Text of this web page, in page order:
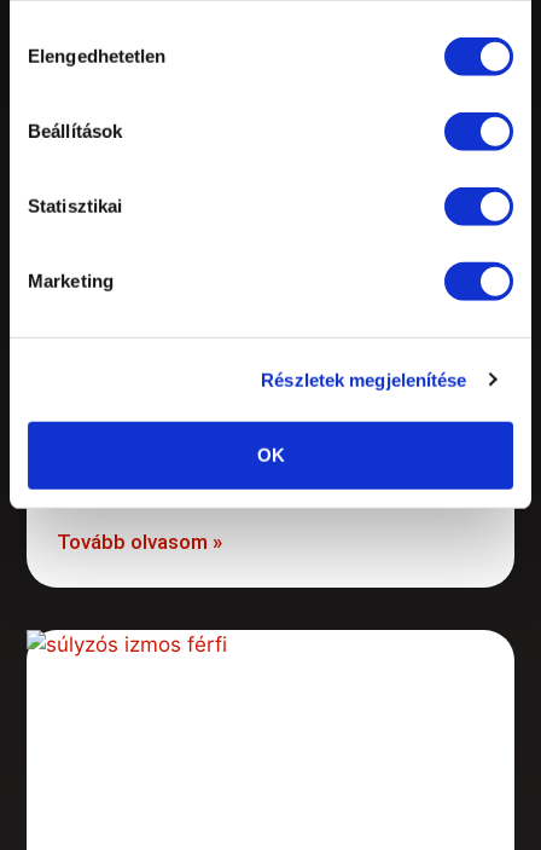
kiválasztása
Elengedhetetlen
Beállítások
Statisztikai
Marketing
Részletek megjelenítése
OK
Ingyenes szülinap 2022.05.14.
2022.05.03.
meghívunk a Születésnapunkra 2022.05.14-én.
Gyere és ünnepelj velünk, ismerj meg minket, a
termékkóstolókkal várunk! PROGRAM 09:00 –
10:00 | Napindító jóga – Dorka 09:30 – 10:30 |
Spinracing – Viki 10:00 – 11:00 | Gymstick –
Tovább olvasom »